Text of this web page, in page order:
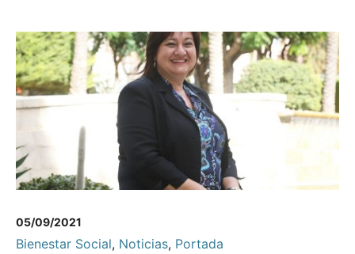
05/09/2021
Bienestar Social, Noticias, Portada